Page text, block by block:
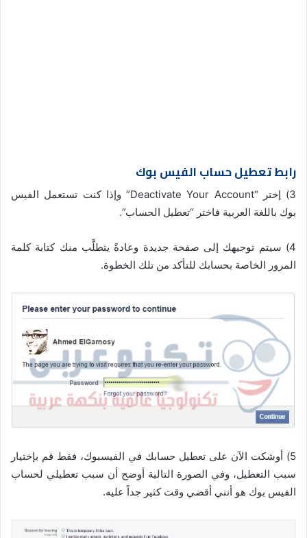
رابط تعطيل حساب الفيس بوك
3) إختر “Deactivate Your Account” وإذا كنت تستعمل الفيس
بوك باللغة العربية فاختر “تعطيل الحساب”.
4) سيتم توجيهك إلى صفحة جديدة وعادةً يتطلَّب منك كتابة كلمة
المرور الخاصة بحسابك للتأكد من تلك الخطوة.
5) أوشكت الآن على تعطيل حسابك في الفيسبوك، فقط قم بإختيار
سبب التعطيل، وفي الصورة التالية أوضح أن سبب تعطيلي لحساب
الفيس بوك هو أنني أقضي وقت كثير جداً عليه.